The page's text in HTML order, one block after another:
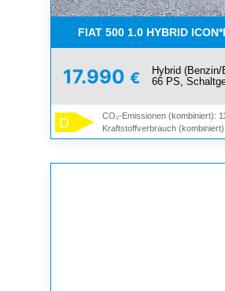
FIAT 500 1.0 HYBRID
17.990 €
Hybrid
66 PS,
D
CO₂-Emissionen (kombiniert):
Kraftstoffverbrauch